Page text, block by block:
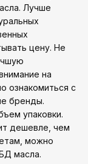
Лучше
цену. Не
на
ознакомиться с
бренды.
упаковки.
дешевле, чем
можно
масла.